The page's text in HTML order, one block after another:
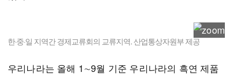
한·중·일 지역간 경제교류회의 교류지역. 산업통상자원부 제공
우리나라는 올해 1∼9월 기준 우리나라의 흑연 제품